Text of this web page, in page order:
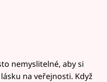
nemyslitelné, aby si
na veřejnosti. Když